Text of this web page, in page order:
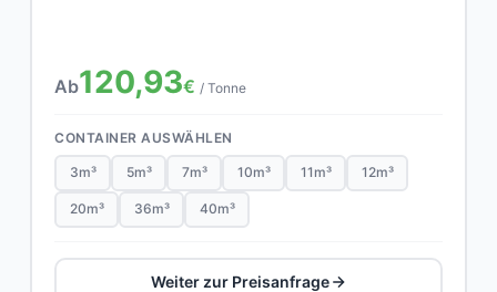
Ab120,93€ / Tonne
CONTAINER AUSWÄHLEN
3m³ 5m³ 7m³ 10m³ 11m³ 12m³
20m³ 36m³ 40m³
Weiter zur Preisanfrage